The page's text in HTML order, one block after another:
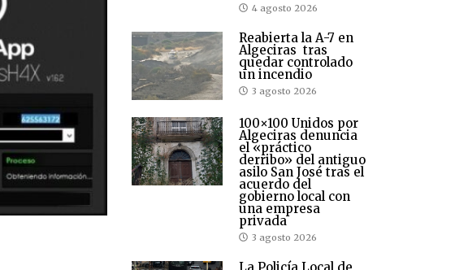
4 agosto 2026
Reabierta la A-7 en
Algeciras tras
quedar controlado
un incendio
3 agosto 2026
100×100 Unidos por
Algeciras denuncia
el «práctico
derribo» del antiguo
asilo San José tras el
acuerdo del
gobierno local con
una empresa
privada
3 agosto 2026
La Policía Local de